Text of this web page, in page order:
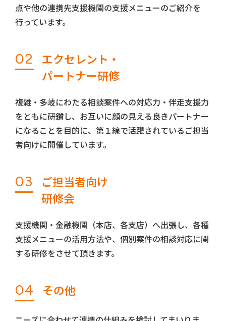
点や他の連携先支援機関の支援メニューのご紹介を
行っています。
02
エクセレント‧
パートナー研修
複雑・多岐にわたる相談案件への対応力・伴走支援力
をともに研鑽し、お互いに顔の見える良きパートナー
になることを目的に、第１線で活躍されているご担当
者向けに開催しています。
03
ご担当者向け
研修会
支援機関・金融機関（本店、各支店）へ出張し、各種
支援メニューの活用方法や、個別案件の相談対応に関
する研修をさせて頂きます。
04 その他